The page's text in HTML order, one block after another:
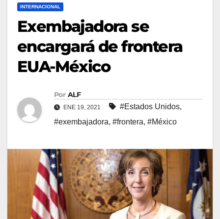
INTERNACIONAL
Exembajadora se
encargará de frontera
EUA-México
Por ALF
ENE 19, 2021 #Estados Unidos,
#exembajadora, #frontera, #México